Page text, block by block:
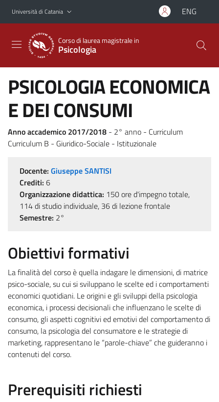
Vai al contenuto principale
Vai al menu di navigazione
Università di Catania ENG
Corso di laurea magistrale in
Psicologia
PSICOLOGIA ECONOMICA
E DEI CONSUMI
Anno accademico 2017/2018 - 2° anno - Curriculum
Curriculum B - Giuridico-Sociale - Istituzionale
Docente: Giuseppe SANTISI
Crediti: 6
Organizzazione didattica: 150 ore d'impegno totale,
114 di studio individuale, 36 di lezione frontale
Semestre: 2°
Obiettivi formativi
La finalità del corso è quella indagare le dimensioni, di matrice
psico-sociale, su cui si sviluppano le scelte ed i comportamenti
economici quotidiani. Le origini e gli sviluppi della psicologia
economica, i processi decisionali che influenzano le scelte di
consumo, gli aspetti cognitivi ed emotivi del comportamento di
consumo, la psicologia del consumatore e le strategie di
marketing, rappresentano le “parole-chiave” che guideranno i
contenuti del corso.
Prerequisiti richiesti